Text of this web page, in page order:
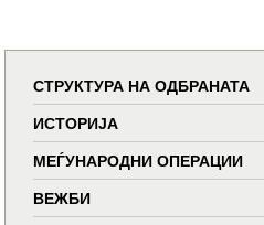
СТРУКТУРА НА ОДБРАНАТА
ИСТОРИЈА
МЕЃУНАРОДНИ ОПЕРАЦИИ
ВЕЖБИ